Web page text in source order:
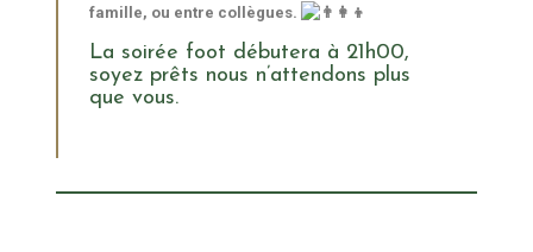
famille, ou entre collègues.
La soirée foot débutera à 21h00,
soyez prêts nous n’attendons plus
que vous.